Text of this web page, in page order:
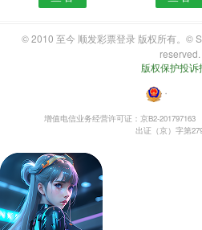
© 2010 至今 顺发彩票登录 版权所有。©
reserved.
版权保护投诉
・
增值电信业务经营许可证：京B2-201797163
出证（京）字第